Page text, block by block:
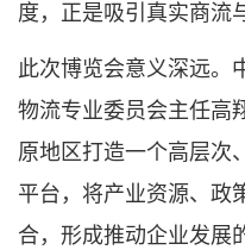
度，正是吸引真实商流
此次博览会意义深远。
物流专业委员会主任高
原地区打造一个高层次
平台，将产业资源、政
合，形成推动企业发展